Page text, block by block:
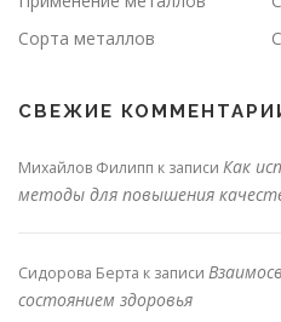
Сорта металлов
СВЕЖИЕ
Михайлов Филипп к записи Как
методы для повышения
Сидорова Берта к записи
состоянием здоровья